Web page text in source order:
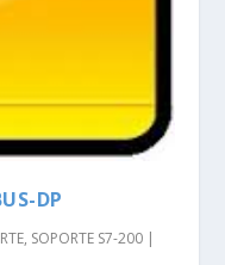
DP
, SOPORTE S7-200 |